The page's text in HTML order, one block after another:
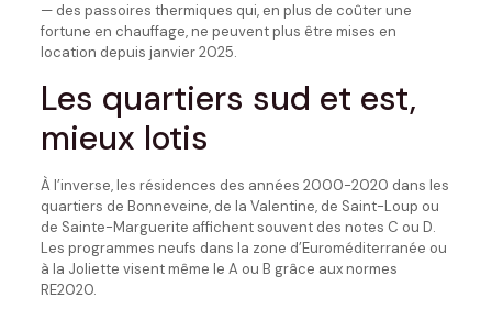
— des passoires thermiques qui, en plus de coûter une
fortune en chauffage, ne peuvent plus être mises en
location depuis janvier 2025.
Les quartiers sud et est,
mieux lotis
À l’inverse, les résidences des années 2000-2020 dans les
quartiers de Bonneveine, de la Valentine, de Saint-Loup ou
de Sainte-Marguerite affichent souvent des notes C ou D.
Les programmes neufs dans la zone d’Euroméditerranée ou
à la Joliette visent même le A ou B grâce aux normes
RE2020.